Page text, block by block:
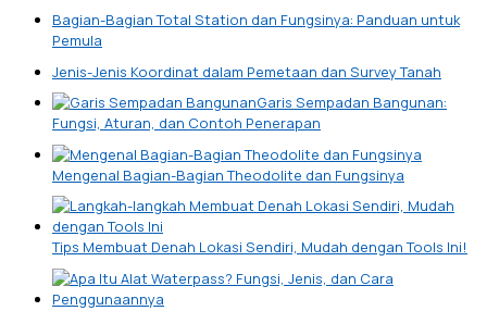
Bagian-Bagian Total Station dan Fungsinya: Panduan untuk
Pemula
Jenis-Jenis Koordinat dalam Pemetaan dan Survey Tanah
Garis Sempadan Bangunan:
Fungsi, Aturan, dan Contoh Penerapan
Mengenal Bagian-Bagian Theodolite dan Fungsinya
Tips Membuat Denah Lokasi Sendiri, Mudah dengan Tools Ini!